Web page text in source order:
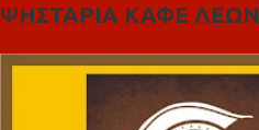
ΨΗΣΤΑΡΙΑ ΚΑΦΕ